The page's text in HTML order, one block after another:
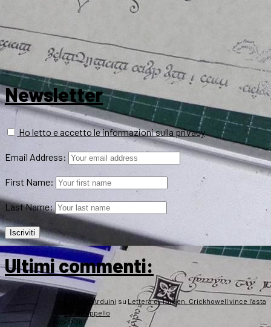
Newsletter
Ho letto e accetto le informazioni sulla privacy
Email Address:
First Name:
Last Name:
Ultimi commenti:
Roberto Arduini su Lettera di Tolkien, Crickhowell vince l’asta
e fa un appello
2026-07-20